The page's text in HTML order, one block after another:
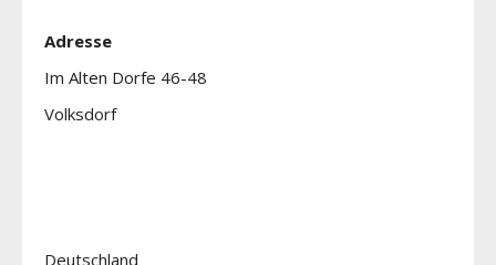
Adresse
Im Alten Dorfe 46-48
Volksdorf
Deutschland